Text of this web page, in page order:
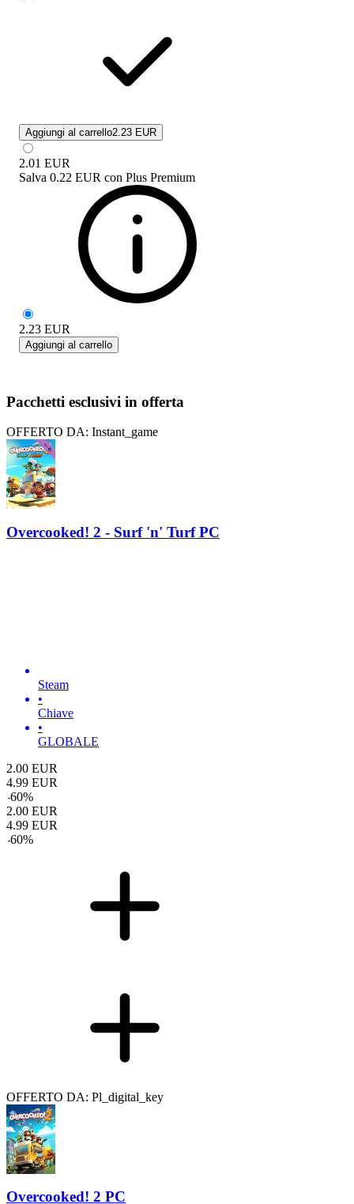
Aggiungi al carrello2.23 EUR
2.01 EUR
Salva 0.22 EUR con Plus Premium
2.23 EUR
Aggiungi al carrello
Pacchetti esclusivi in offerta
OFFERTO DA: Instant_game
Overcooked! 2 - Surf 'n' Turf PC
Steam
•
Chiave
•
GLOBALE
2.00 EUR
4.99 EUR
-60%
2.00 EUR
4.99 EUR
-60%
OFFERTO DA: Pl_digital_key
Overcooked! 2 PC